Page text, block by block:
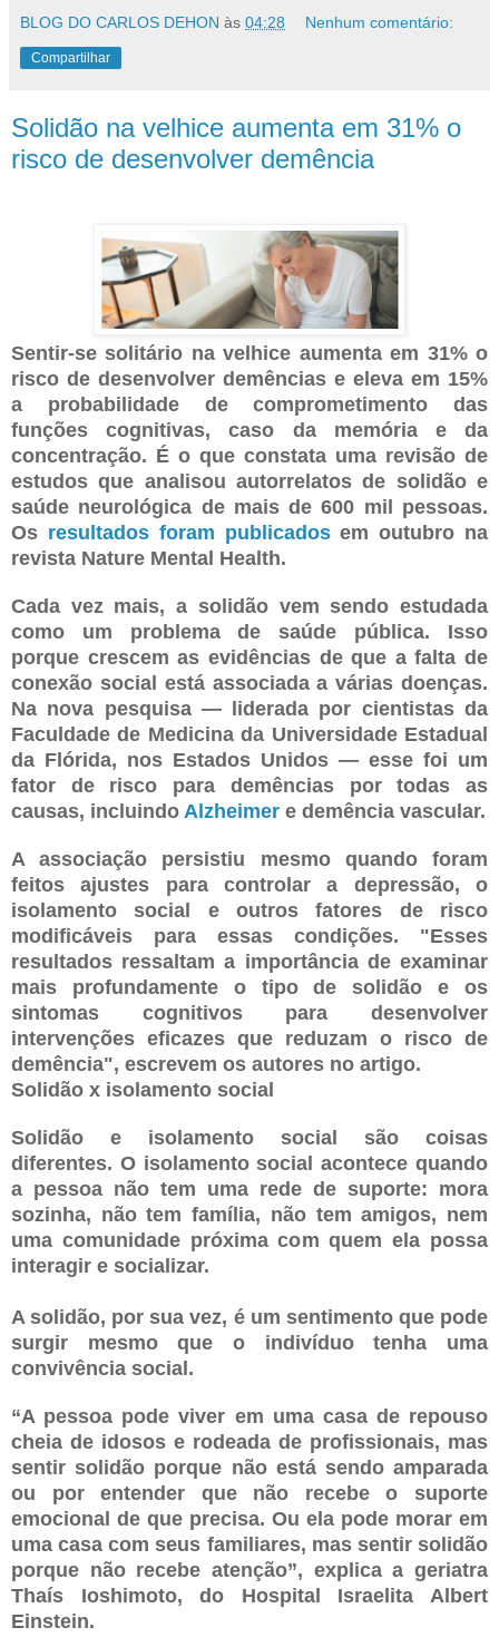
BLOG DO CARLOS DEHON às 04:28 Nenhum comentário:
Compartilhar
Solidão na velhice aumenta em 31% o
risco de desenvolver demência
Sentir-se solitário na velhice aumenta em 31% o
risco de desenvolver demências e eleva em 15%
a probabilidade de comprometimento das
funções cognitivas, caso da memória e da
concentração. É o que constata uma revisão de
estudos que analisou autorrelatos de solidão e
saúde neurológica de mais de 600 mil pessoas.
Os resultados foram publicadosem outubro na
revista Nature Mental Health.
Cada vez mais, a solidão vem sendo estudada
como um problema de saúde pública. Isso
porque crescem as evidências de que a falta de
conexão social está associada a várias doenças.
Na nova pesquisa — liderada por cientistas da
Faculdade de Medicina da Universidade Estadual
da Flórida, nos Estados Unidos — esse foi um
fator de risco para demências por todas as
causas, incluindo Alzheimer e demência vascular.
A associação persistiu mesmo quando foram
feitos ajustes para controlar a depressão, o
isolamento social e outros fatores de risco
modificáveis para essas condições. "Esses
resultados ressaltam a importância de examinar
mais profundamente o tipo de solidão e os
sintomas cognitivos para desenvolver
intervenções eficazes que reduzam o risco de
demência", escrevem os autores no artigo.
Solidão x isolamento social
Solidão e isolamento social são coisas
diferentes. O isolamento social acontece quando
a pessoa não tem uma rede de suporte: mora
sozinha, não tem família, não tem amigos, nem
uma comunidade próxima com quem ela possa
interagir e socializar.
A solidão, por sua vez, é um sentimento que pode
surgir mesmo que o indivíduo tenha uma
convivência social.
“A pessoa pode viver em uma casa de repouso
cheia de idosos e rodeada de profissionais, mas
sentir solidão porque não está sendo amparada
ou por entender que não recebe o suporte
emocional de que precisa. Ou ela pode morar em
uma casa com seus familiares, mas sentir solidão
porque não recebe atenção”, explica a geriatra
Thaís Ioshimoto, do Hospital Israelita Albert
Einstein.